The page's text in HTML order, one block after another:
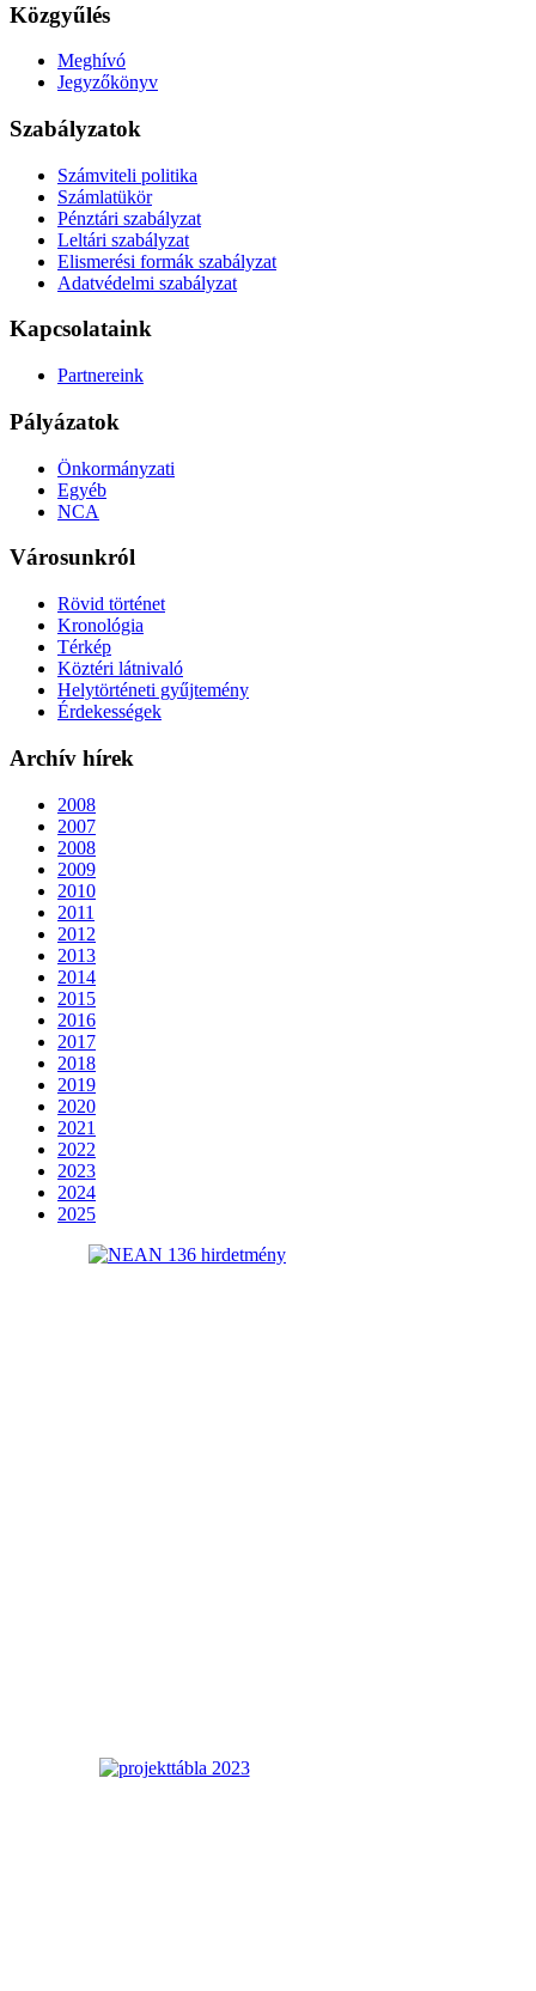
Közgyűlés
Meghívó
Jegyzőkönyv
Szabályzatok
Számviteli politika
Számlatükör
Pénztári szabályzat
Leltári szabályzat
Elismerési formák szabályzat
Adatvédelmi szabályzat
Kapcsolataink
Partnereink
Pályázatok
Önkormányzati
Egyéb
NCA
Városunkról
Rövid történet
Kronológia
Térkép
Köztéri látnivaló
Helytörténeti gyűjtemény
Érdekességek
Archív hírek
2008
2007
2008
2009
2010
2011
2012
2013
2014
2015
2016
2017
2018
2019
2020
2021
2022
2023
2024
2025